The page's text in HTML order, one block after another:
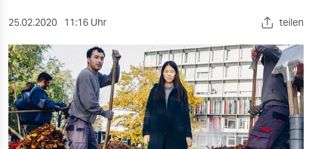
berlin
nord
wahrheit
verlag
verlag
25.02.2020 11:16 Uhr teilen